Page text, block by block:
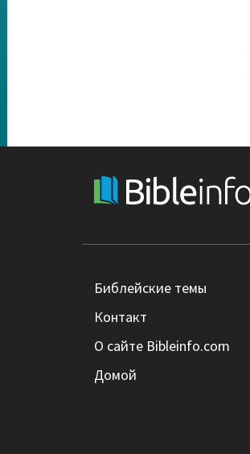
Библейские темы
Контакт
О сайте Bibleinfo.com
Домой